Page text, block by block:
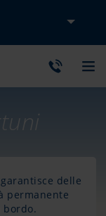
delle
permanente
bordo.